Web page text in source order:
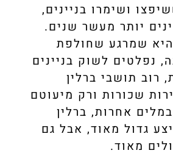
ושימרו בניינים,
יותר מעשר שנים.
שמרגע שחולפת
נפלטים לשוק בניינים
רוב תושבי ברלין
שכורות ורק מיעוטם
אחרות, ברלין
גדול מאוד, אבל גם
מאוד.